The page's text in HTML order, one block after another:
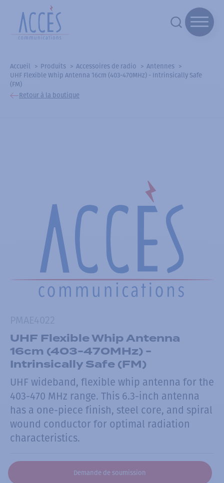
Accueil Produits Accessoires de radio
Antennes
UHF Flexible Whip Antenna 16cm (403-470MHz) - Intrinsically Safe
(FM)
Retour à la boutique
UHF Flexible Whip Antenna
16cm (403-470MHz) -
Intrinsically Safe (FM)
UHF wideband, flexible whip antenna for the
403-470 MHz range. This 6.3-inch antenna
has a one-piece finish, steel core, and spiral
wound conductor for optimal radiation
characteristics.
Demande de soumission